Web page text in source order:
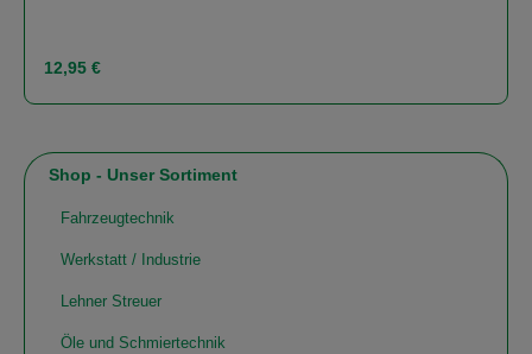
Shop - Unser Sortiment
Fahrzeugtechnik
Werkstatt / Industrie
Lehner Streuer
Öle und Schmiertechnik
Regulärer Preis:
12,95 €